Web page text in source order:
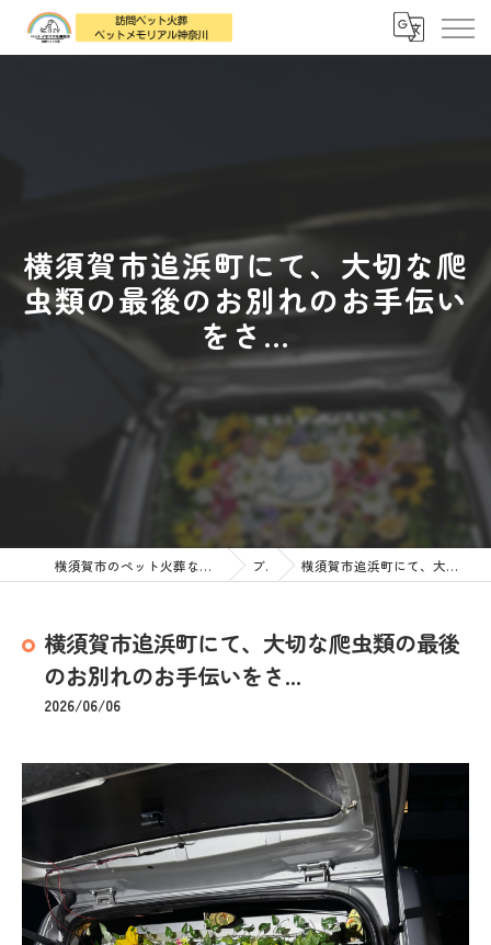
横須賀市追浜町にて、大切な爬
虫類の最後のお別れのお手伝い
をさ...
横須賀市のペット火葬なら訪問ペット火葬 ペットメモリアル神奈川 ブログ 横須賀市追浜町にて、大切な爬虫類の最後のお別れのお手伝いをさ...
横須賀市追浜町にて、大切な爬虫類の最後
のお別れのお手伝いをさ...
2026/06/06